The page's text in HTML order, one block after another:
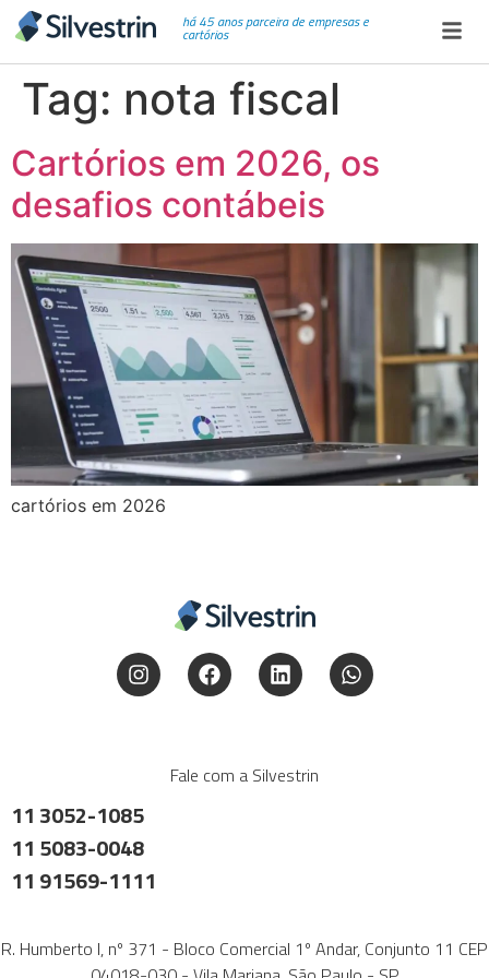
há 45 anos parceira de empresas e
cartórios
Tag: nota fiscal
Cartórios em 2026, os
desafios contábeis
cartórios em 2026
Fale com a Silvestrin
11 3052-1085
11 5083-0048
11 91569-1111
R. Humberto I, nº 371 - Bloco Comercial 1º Andar, Conjunto 11 CEP